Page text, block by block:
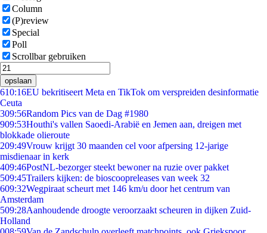
Column
(P)review
Special
Poll
Scrollbar gebruiken
opslaan
610:16EU bekritiseert Meta en TikTok om verspreiden desinformatie
Ceuta
309:56Random Pics van de Dag #1980
909:53Houthi's vallen Saoedi-Arabië en Jemen aan, dreigen met
blokkade olieroute
209:49Vrouw krijgt 30 maanden cel voor afpersing 12-jarige
misdienaar in kerk
409:46PostNL-bezorger steekt bewoner na ruzie over pakket
509:45Trailers kijken: de bioscoopreleases van week 32
609:32Wegpiraat scheurt met 146 km/u door het centrum van
Amsterdam
509:28Aanhoudende droogte veroorzaakt scheuren in dijken Zuid-
Holland